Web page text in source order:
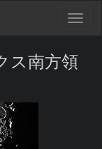
ス南方領